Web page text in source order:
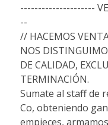
---------------------
--
// HACEMOS
NOS
DE CALIDAD,
TERMINACIÓN.
Sumate al staff de
Co, obteniendo
empieces,